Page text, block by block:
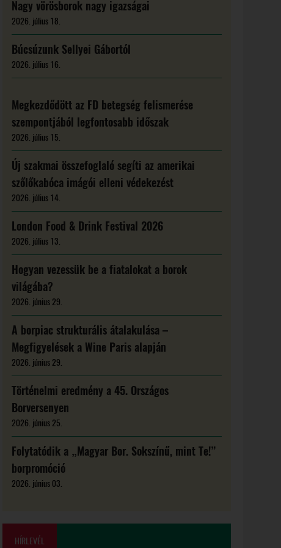
Nagy vörösborok nagy igazságai
2026. július 18.
Búcsúzunk Sellyei Gábortól
2026. július 16.
Megkezdődött az FD betegség felismerése
szempontjából legfontosabb időszak
2026. július 15.
Új szakmai összefoglaló segíti az amerikai
szőlőkabóca imágói elleni védekezést
2026. július 14.
London Food & Drink Festival 2026
2026. július 13.
Hogyan vezessük be a fiatalokat a borok
világába?
2026. június 29.
A borpiac strukturális átalakulása –
Megfigyelések a Wine Paris alapján
2026. június 29.
Történelmi eredmény a 45. Országos
Borversenyen
2026. június 25.
Folytatódik a „Magyar Bor. Sokszínű, mint Te!”
borpromóció
2026. június 03.
HÍRLEVÉL